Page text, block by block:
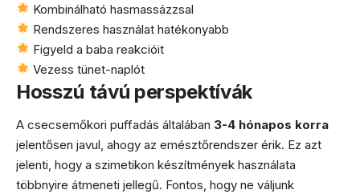
Kombinálható hasmassázzsal
Rendszeres használat hatékonyabb
Figyeld a baba reakcióit
Vezess tünet-naplót
Hosszú távú perspektívák
A csecsemőkori puffadás általában 3-4 hónapos korra
jelentősen javul, ahogy az emésztőrendszer érik. Ez azt
jelenti, hogy a szimetikon készítmények használata
többnyire átmeneti jellegű. Fontos, hogy ne váljunk